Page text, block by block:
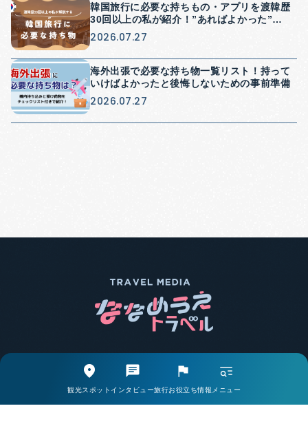
韓国旅行に必要な持ちもの・アプリを渡韓歴
30回以上の私が紹介！”あればよかった”を
防げる持ち物紹介
2026.07.27
海外出張で必要な持ち物一覧リスト！持って
いけばよかったと後悔しないための事前準備
2026.07.27
観光スポット インタビュー旅行お役立ち情報 メニュー
エリア別で探す
観光スポットから探す
取材・インタビューから探す